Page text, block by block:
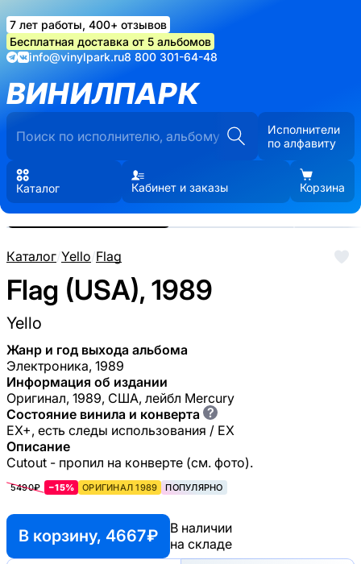
7 лет работы, 400+ отзывов
Бесплатная доставка от 5 альбомов
info@vinylpark.ru8 800 301-64-48
ВИНИЛПАРК
Исполнители
по алфавиту
Каталог Кабинет и заказы Корзина
Каталог/Yello/Flag
Flag (USA), 1989
Yello
Жанр и год выхода альбома
Электроника, 1989
Информация об издании
Оригинал, 1989, США, лейбл Mercury
Состояние винила и конверта ?
EX+, есть следы использования / EX
Описание
Cutout - пропил на конверте (см. фото).
5490₽ −15% ОРИГИНАЛ 1989 ПОПУЛЯРНО
В корзину, 4667 ₽
В наличии
на складе
Реальные фото пластинки.
Нажмите, чтобы увеличить